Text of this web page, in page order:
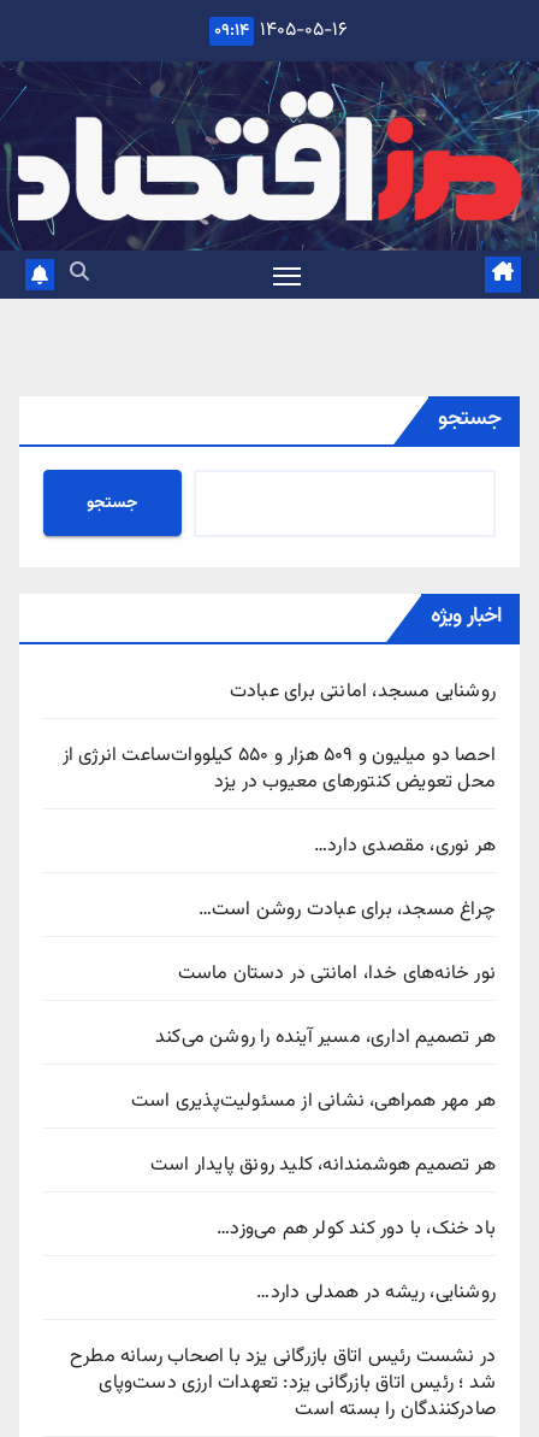
content
۱۴۰۵-۰۵-۱۶ ۰۹:۱۴
جستجو
جستجو
اخبار ویژه
روشنایی مسجد، امانتی برای عبادت
احصا دو میلیون و ۵۰۹ هزار و ۵۵۰ کیلووات‌ساعت انرژی از
محل تعویض کنتورهای معیوب در یزد
هر نوری، مقصدی دارد…
چراغ مسجد، برای عبادت روشن است…
نور خانه‌های خدا، امانتی در دستان ماست
هر تصمیم اداری، مسیر آینده را روشن می‌کند
هر مهر همراهی، نشانی از مسئولیت‌پذیری است
هر تصمیم هوشمندانه، کلید رونق پایدار است
باد خنک، با دور کند کولر هم می‌وزد…
روشنایی، ریشه در همدلی دارد…
در نشست رئیس اتاق بازرگانی یزد با اصحاب رسانه مطرح
شد ؛ رئیس اتاق بازرگانی یزد: تعهدات ارزی دست‌وپای
صادرکنندگان را بسته است